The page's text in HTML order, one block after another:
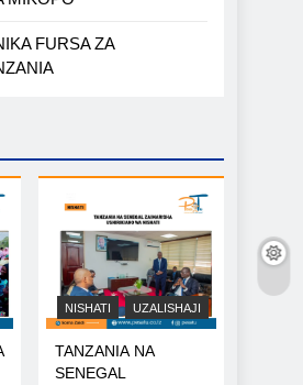
FURSA ZA
NISHATI UZALISHAJI
TANZANIA NA
SENEGAL